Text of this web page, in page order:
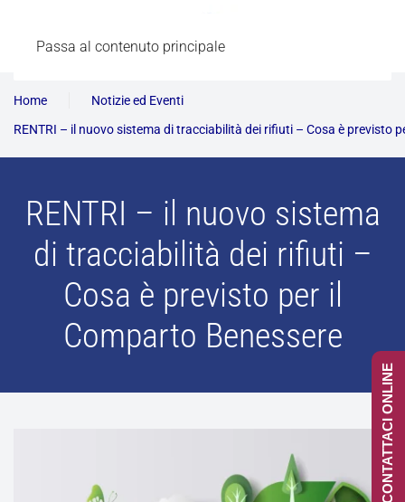
Passa al contenuto principale
Home
Notizie ed Eventi
RENTRI – il nuovo sistema di tracciabilità dei rifiuti – Cosa è previsto
RENTRI – il nuovo sistema
di tracciabilità dei rifiuti –
Cosa è previsto per il
Comparto Benessere
CONTATTACI ONLINE